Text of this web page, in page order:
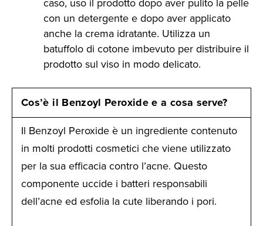
caso, uso il prodotto dopo aver pulito la pelle
con un detergente e dopo aver applicato
anche la crema idratante. Utilizza un
batuffolo di cotone imbevuto per distribuire il
prodotto sul viso in modo delicato.
Cos’è il Benzoyl Peroxide e a cosa serve?
Il Benzoyl Peroxide è un ingrediente contenuto
in molti prodotti cosmetici che viene utilizzato
per la sua efficacia contro l’acne. Questo
componente uccide i batteri responsabili
dell’acne ed esfolia la cute liberando i pori.